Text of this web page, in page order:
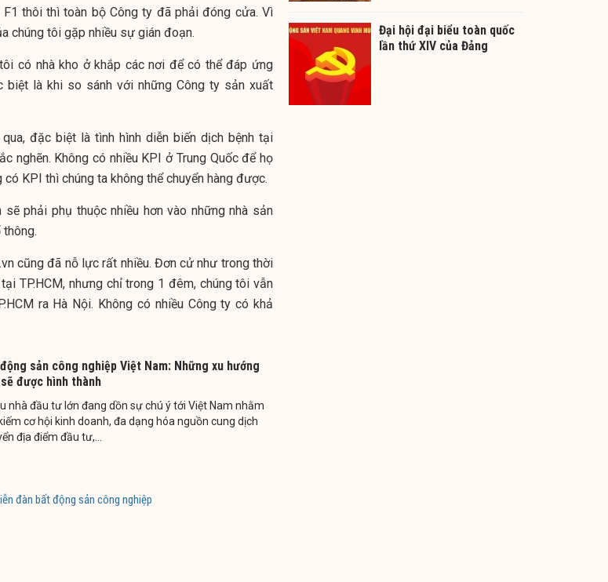
thôi thì toàn bộ Công ty đã phải đóng cửa. Vì
chúng tôi gặp nhiều sự gián đoạn.
có nhà kho ở khắp các nơi để có thể đáp ứng
biệt là khi so sánh với những Công ty sản xuất
đặc biệt là tình hình diễn biến dịch bệnh tại
nghẽn. Không có nhiều KPI ở Trung Quốc để họ
KPI thì chúng ta không thể chuyển hàng được.
phải phụ thuộc nhiều hơn vào những nhà sản
cũng đã nỗ lực rất nhiều. Đơn cử như trong thời
TP.HCM, nhưng chỉ trong 1 đêm, chúng tôi vẫn
ra Hà Nội. Không có nhiều Công ty có khả
sản công nghiệp Việt Nam: Những xu hướng
được hình thành
nhà đầu tư lớn đang dồn sự chú ý tới Việt Nam nhằm
cơ hội kinh doanh, đa dạng hóa nguồn cung dịch
địa điểm đầu tư,...
đàn bất động sản công nghiệp
Đại hội đại biểu toàn quốc
lần thứ XIV của Đảng